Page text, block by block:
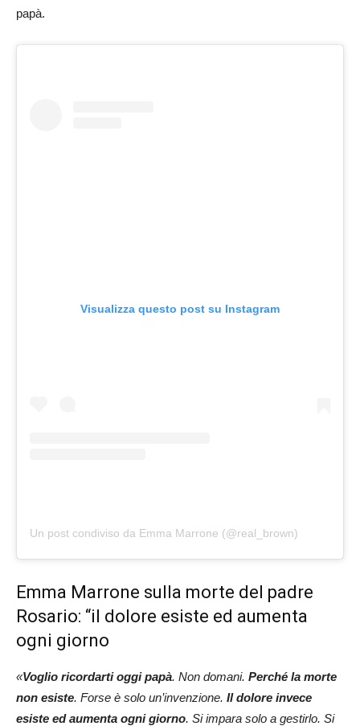
papà.
Visualizza questo post su Instagram
Un post condiviso da Emma Marrone (@real_brown)
Emma Marrone sulla morte del padre
Rosario: “il dolore esiste ed aumenta
ogni giorno
«Voglio ricordarti oggi papà. Non domani. Perché la morte
non esiste. Forse è solo un’invenzione. Il dolore invece
esiste ed aumenta ogni giorno. Si impara solo a gestirlo. Si